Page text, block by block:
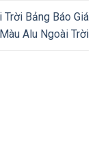
Trời Bảng Báo Giá
Alu Ngoài Trời